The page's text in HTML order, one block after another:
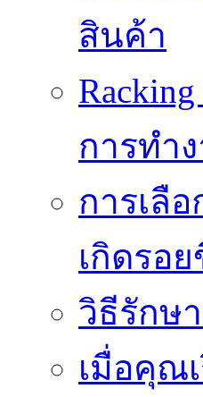
สินค้า
การทำ
การเลื
เกิดรอ
วิธีรักษ
เมื่อคุณ